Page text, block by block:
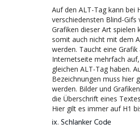
Auf den ALT-Tag kann bei
verschiedensten Blind-Gifs
Grafiken dieser Art spielen
somit auch nicht mit dem
werden. Taucht eine
Internetseite mehrfach
gleichen ALT-Tag haben.
Bezeichnungen muss hier
werden. Bilder und
die Überschrift eines
Hier gilt es immer auf H1
ix. Schlanker Code